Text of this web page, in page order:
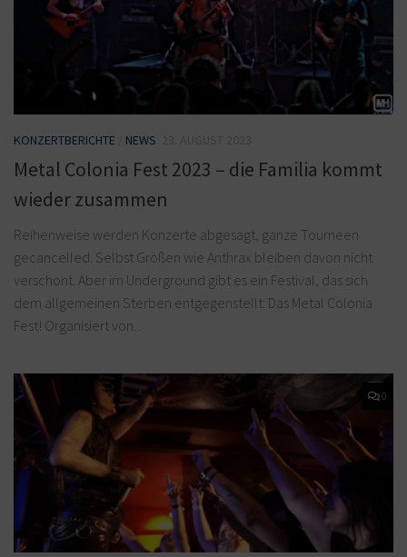
KONZERTBERICHTE NEWS
Metal Colonia Fest 2023 – die Familia kommt
wieder zusammen
Reihenweise werden Konzerte abgesagt, ganze Tourneen
gecancelled. Selbst Größen wie Anthrax bleiben davon nicht
verschont. Aber im Underground gibt es ein Festival, das sich
dem allgemeinen Sterben entgegenstellt: Das Metal Colonia
Fest! Organisiert von...
0